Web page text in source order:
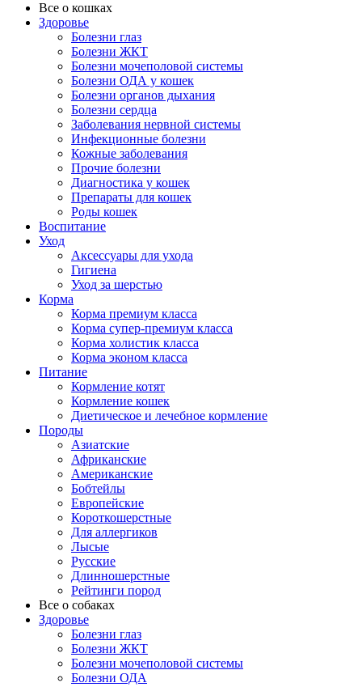
Все о кошках
Здоровье
Болезни глаз
Болезни ЖКТ
Болезни мочеполовой системы
Болезни ОДА у кошек
Болезни органов дыхания
Болезни сердца
Заболевания нервной системы
Инфекционные болезни
Кожные заболевания
Прочие болезни
Диагностика у кошек
Препараты для кошек
Роды кошек
Воспитание
Уход
Аксессуары для ухода
Гигиена
Уход за шерстью
Корма
Корма премиум класса
Корма супер-премиум класса
Корма холистик класса
Корма эконом класса
Питание
Кормление котят
Кормление кошек
Диетическое и лечебное кормление
Породы
Азиатские
Африканские
Американские
Бобтейлы
Европейские
Короткошерстные
Для аллергиков
Лысые
Русские
Длинношерстные
Рейтинги пород
Все о собаках
Здоровье
Болезни глаз
Болезни ЖКТ
Болезни мочеполовой системы
Болезни ОДА